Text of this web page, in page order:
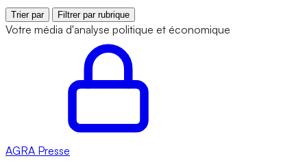
Trier par Filtrer par rubrique
Votre média d'analyse politique et économique
AGRA Presse